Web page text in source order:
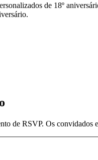
de 18º
de RSVP. Os convidados